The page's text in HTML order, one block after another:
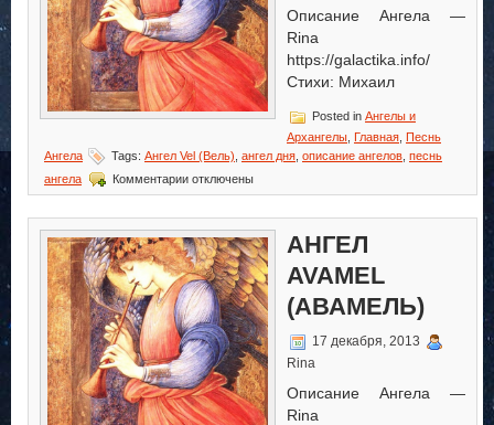
Описание Ангела —
Rina
https://galactika.info/
Стихи: Михаил
Posted in Ангелы и
Архангелы Главная Песнь
Ангела
Tags: Ангел Vel (Вель) ангел дня описание ангелов песнь
ангела
Комментариик
записи
Vel
(Вель)
отключены
АНГЕЛ
AVAMEL
(АВАМЕЛЬ)
17 декабря, 2013
Rina
Описание Ангела —
Rina